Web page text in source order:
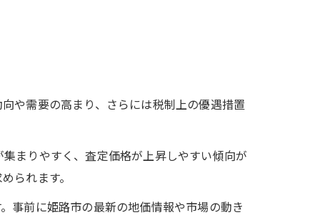
や需要の高まり、さらには税制上の優遇措置
まりやすく、査定価格が上昇しやすい傾向が
られます。
事前に姫路市の最新の地価情報や市場の動き